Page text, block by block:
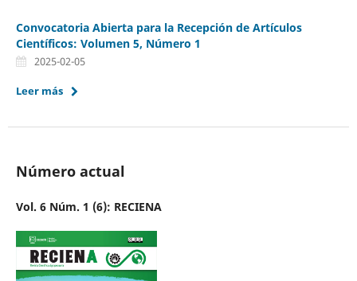
Convocatoria Abierta para la Recepción de Artículos
Científicos: Volumen 5, Número 1
2025-02-05
Leer más
Número actual
Vol. 6 Núm. 1 (6): RECIENA